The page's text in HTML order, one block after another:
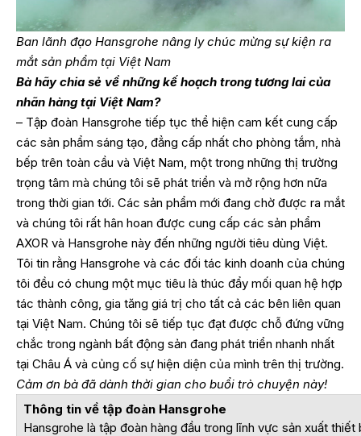
Ban lãnh đạo Hansgrohe nâng ly chúc mừng sự kiện ra
mắt sản phẩm tại Việt Nam
Bà hãy chia sẻ về những kế hoạch trong tương lai của
nhãn hàng tại Việt Nam?
– Tập đoàn Hansgrohe tiếp tục thể hiện cam kết cung cấp
các sản phẩm sáng tạo, đẳng cấp nhất cho phòng tắm, nhà
bếp trên toàn cầu và Việt Nam, một trong những thị trường
trọng tâm mà chúng tôi sẽ phát triển và mở rộng hơn nữa
trong thời gian tới. Các sản phẩm mới đang chờ được ra mắt
và chúng tôi rất hân hoan được cung cấp các sản phẩm
AXOR và Hansgrohe này đến những người tiêu dùng Việt.
Tôi tin rằng Hansgrohe và các đối tác kinh doanh của chúng
tôi đều có chung một mục tiêu là thúc đẩy mối quan hệ hợp
tác thành công, gia tăng giá trị cho tất cả các bên liên quan
tại Việt Nam. Chúng tôi sẽ tiếp tục đạt được chỗ đứng vững
chắc trong ngành bất động sản đang phát triển nhanh nhất
tại Châu Á và củng cố sự hiện diện của mình trên thị trường.
Cảm ơn bà đã dành thời gian cho buổi trò chuyện này!
Thông tin về tập đoàn Hansgrohe
Hansgrohe là tập đoàn hàng đầu trong lĩnh vực sản xuất